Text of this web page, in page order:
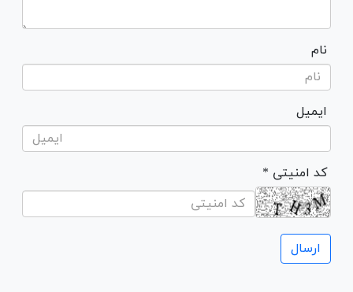
نام
ایمیل
* کد امنیتی